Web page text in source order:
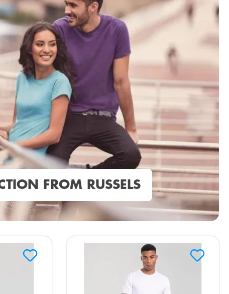
FROM RUSSELS